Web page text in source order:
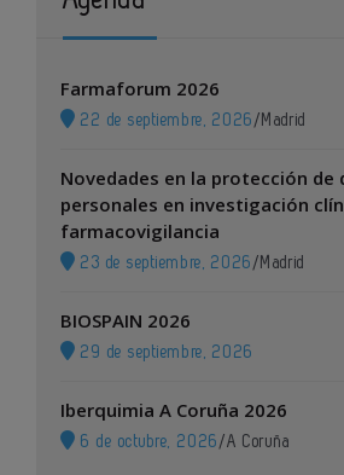
Farmaforum 2026
22 de septiembre, 2026 / Madrid
Novedades en la protección de
personales en investigación
farmacovigilancia
23 de septiembre, 2026 / Madrid
BIOSPAIN 2026
29 de septiembre, 2026
Iberquimia A Coruña 2026
6 de octubre, 2026 /A Coruña